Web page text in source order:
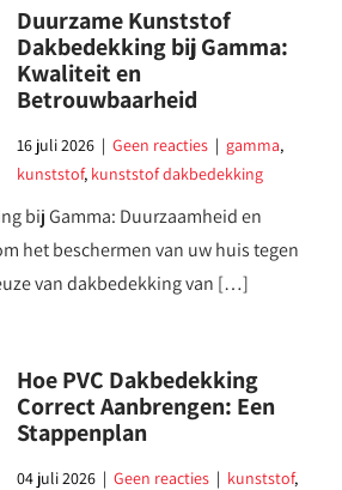
Duurzame Kunststof
Dakbedekking bij Gamma:
Kwaliteit en
Betrouwbaarheid
16 juli 2026 |Geen reacties | gamma,
kunststof, kunststof dakbedekking
bij Gamma: Duurzaamheid en
het beschermen van uw huis tegen
van dakbedekking van […]
Hoe PVC Dakbedekking
Correct Aanbrengen: Een
Stappenplan
04 juli 2026 |Geen reacties | kunststof,